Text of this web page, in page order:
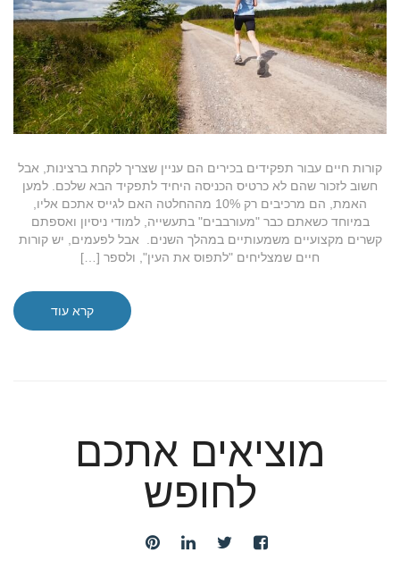
קורות חיים עבור תפקידים בכירים הם עניין שצריך לקחת ברצינות, אבל
חשוב לזכור שהם לא כרטיס הכניסה היחיד לתפקיד הבא שלכם. למען
האמת, הם מרכיבים רק 10% מההחלטה האם לגייס אתכם אליו,
במיוחד כשאתם כבר "מעורבבים" בתעשייה, למודי ניסיון ואספתם
קשרים מקצועיים משמעותיים במהלך השנים. אבל לפעמים, יש קורות
חיים שמצליחים "לתפוס את העין", ולספר […]
קרא עוד
מוציאים אתכם
לחופש